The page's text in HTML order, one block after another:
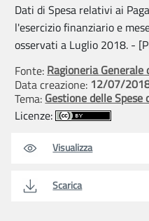
Dati di Spesa relativi ai
l'esercizio finanziario e
osservati a Luglio 2018. -
Fonte: Ragioneria Generale
Data creazione: 12/07/
Tema: Gestione delle Spese
Licenze:
Visualizza
Scarica